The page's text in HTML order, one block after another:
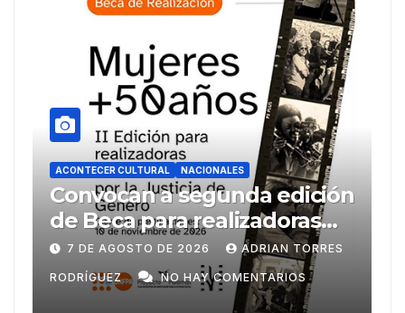
ACONTECER CULTURAL NACIONALES
Llegaran títulos rusos para
FILH2026
6 DE AGOSTO DE 2026 ADRIAN TORRES
RODRÍGUEZ NO HAY COMENTARIOS